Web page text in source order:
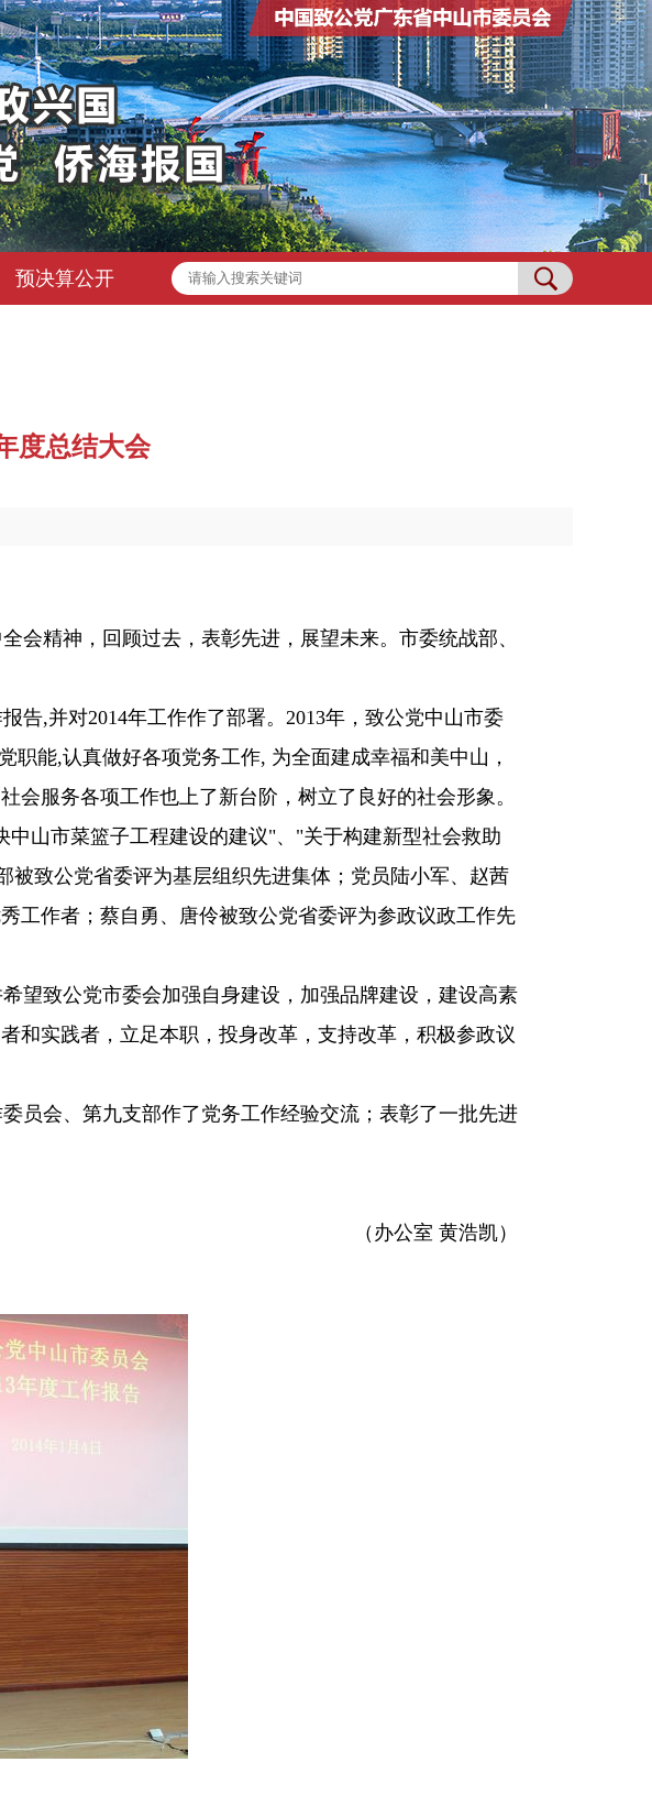
预决算公开
度总结大会
精神，回顾过去，表彰先进，展望未来。市委统战部、
,并对2014年工作作了部署。2013年，致公党中山市委
能,认真做好各项党务工作, 为全面建成幸福和美中山，
服务各项工作也上了新台阶，树立了良好的社会形象。
山市菜篮子工程建设的建议"、"关于构建新型社会救助
致公党省委评为基层组织先进集体；党员陆小军、赵茜
工作者；蔡自勇、唐伶被致公党省委评为参政议政工作先
望致公党市委会加强自身建设，加强品牌建设，建设高素
和实践者，立足本职，投身改革，支持改革，积极参政议
员会、第九支部作了党务工作经验交流；表彰了一批先进
（办公室 黄浩凯）